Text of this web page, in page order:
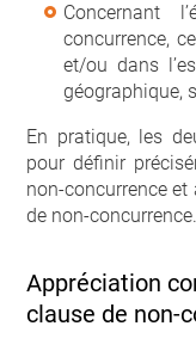
Concernant
concurrence,
et/ou dans
géographique,
En pratique, les
pour définir
non-concurrence et
de non-concurrence.
Appréciation
clause de non-